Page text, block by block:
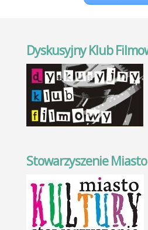
Dyskusyjny Klub
Stowarzyszenie